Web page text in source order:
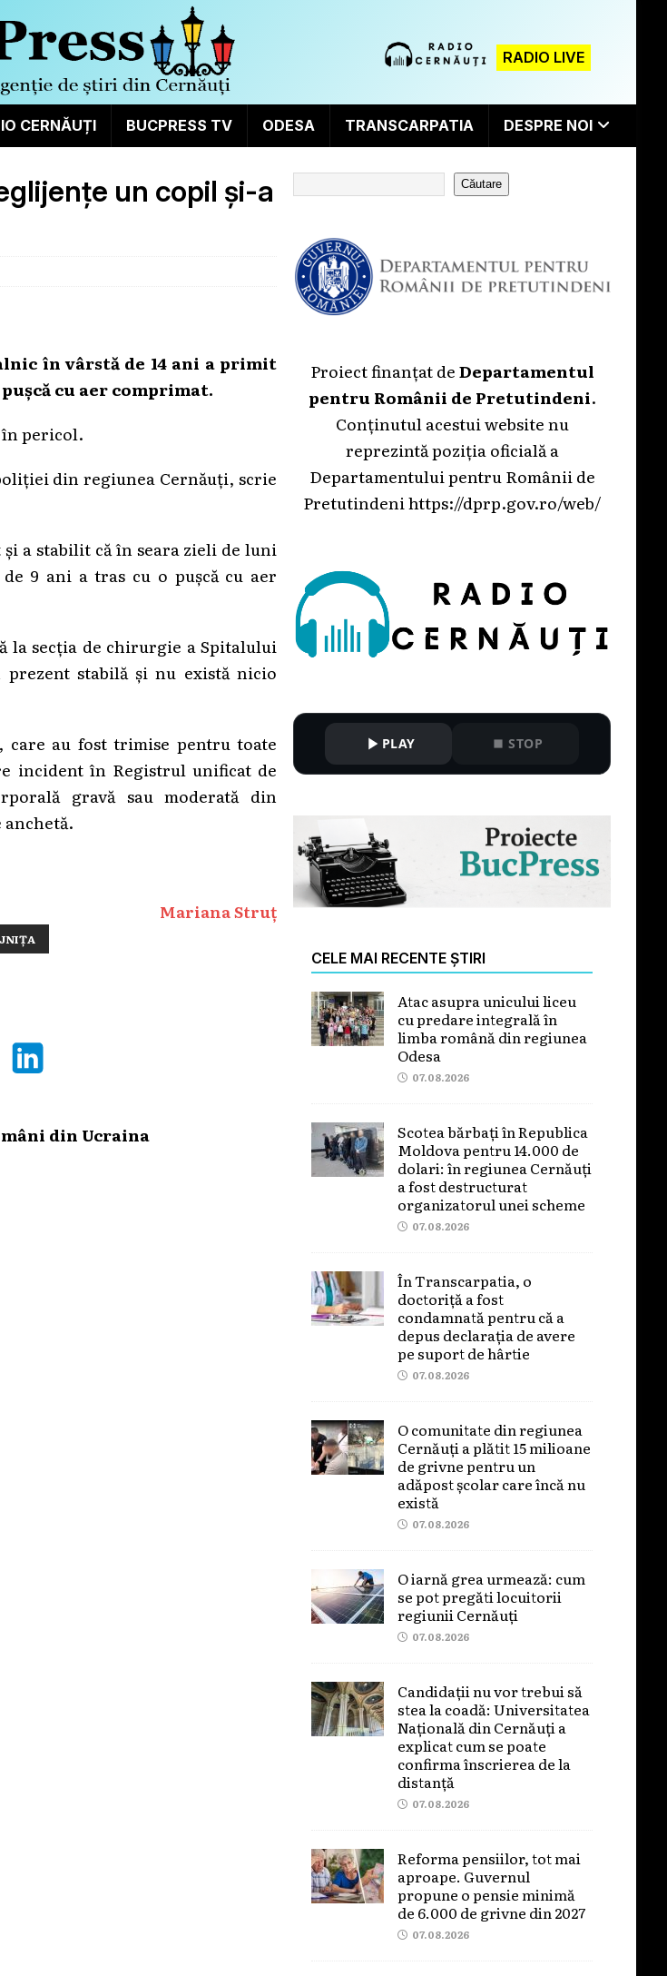
RADIO LIVE
CERNĂUȚI BUCPRESS TV ODESA TRANSCARPATIA DESPRE NOI
un copil și-a
în vârstă de 14 ani a primit
cu aer comprimat.
în pericol.
din regiunea Cernăuți, scrie
a stabilit că în seara zieli de luni
9 ani a tras cu o pușcă cu aer
la secția de chirurgie a Spitalului
stabilă și nu există nicio
care au fost trimise pentru toate
incident în Registrul unificat de
gravă sau moderată din
Mariana Struț
din Ucraina
Căutare
Proiect finanțat deDepartamentul
pentru Românii de Pretutindeni.
Conținutul acestui website nu
reprezintă poziția oficială a
Departamentului pentru Românii de
Pretutindenihttps://dprp.gov.ro/web/
PLAY STOP
CELE MAI RECENTE ȘTIRI
Atac asupra unicului liceu
cu predare integrală în
limba română din regiunea
Odesa
07.08.2026
Scotea bărbați în Republica
Moldova pentru 14.000 de
dolari: în regiunea Cernăuți
a fost destructurat
organizatorul unei scheme
07.08.2026
În Transcarpatia, o
doctoriță a fost
condamnată pentru că a
depus declarația de avere
pe suport de hârtie
07.08.2026
O comunitate din regiunea
Cernăuți a plătit 15 milioane
de grivne pentru un
adăpost școlar care încă nu
există
07.08.2026
O iarnă grea urmează: cum
se pot pregăti locuitorii
regiunii Cernăuți
07.08.2026
Candidații nu vor trebui să
stea la coadă: Universitatea
Națională din Cernăuți a
explicat cum se poate
confirma înscrierea de la
distanță
07.08.2026
Reforma pensiilor, tot mai
aproape. Guvernul
propune o pensie minimă
de 6.000 de grivne din 2027
07.08.2026